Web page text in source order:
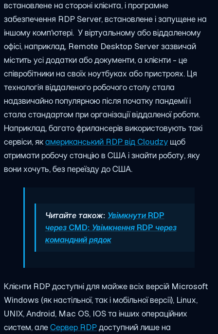
встановлене на стороні клієнта, і програмне
забезпечення RDP Server, встановлене і запущене на
іншому комп'ютері. У віртуальному або віддаленому
офісі, наприклад, Remote Desktop Server зазвичай
містить усі додатки або документи, а клієнти - це
співробітники на своїх ноутбуках або пристроях. Ця
технологія віддаленого робочого столу стала
надзвичайно популярною після початку пандемії і
стала стандартом при організації віддаленої роботи.
Наприклад, багато фрилансерів використовують такі
сервіси, якамериканський RDP від Cloudzy щоб
отримати робочу станцію в США і знайти роботу, яку
вони хочуть, без переїзду до США.
Читайте також: Увімкнути RDP
через CMD: Увімкнення RDP через
командний рядок
Клієнти RDP доступні для майже всіх версій Microsoft
Windows (як настільної, так і мобільної версії), Linux,
UNIX, Android, Mac OS, IOS та інших операційних
систем, алеСервер RDPдоступний лише на